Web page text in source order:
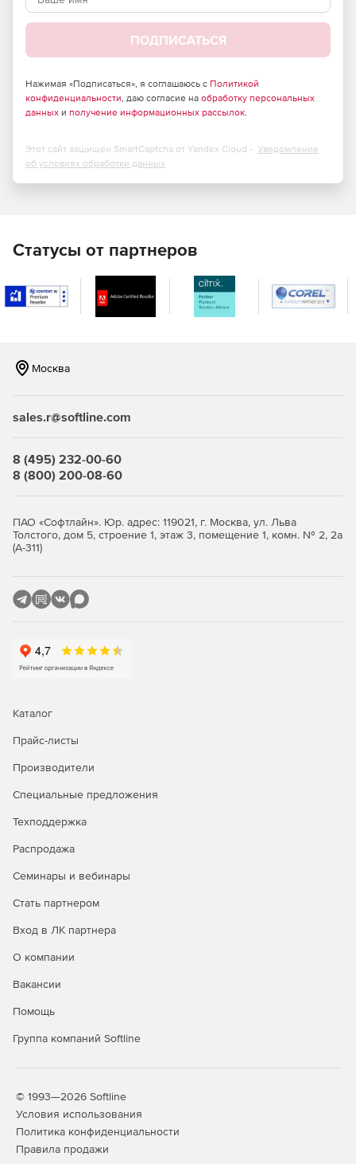
ПОДПИСАТЬСЯ
Нажимая «Подписаться», я соглашаюсь с Политикой
конфиденциальности, даю согласие на обработку персональных
данных и получение информационных рассылок.
Этот сайт защищен SmartCaptcha от Yandex Cloud - Уведомление
об условиях обработки данных
Статусы от партнеров
Москва
sales.r@softline.com
8 (495) 232-00-60
8 (800) 200-08-60
ПАО «Софтлайн». Юр. адрес: 119021, г. Москва, ул. Льва
Толстого, дом 5, строение 1, этаж 3, помещение 1, комн. № 2, 2а
(А-311)
Каталог
Прайс-листы
Производители
Специальные предложения
Техподдержка
Распродажа
Семинары и вебинары
Стать партнером
Вход в ЛК партнера
О компании
Вакансии
Помощь
Группа компаний Softline
© 1993—2026 Softline
Условия использования
Политика конфиденциальности
Правила продажи